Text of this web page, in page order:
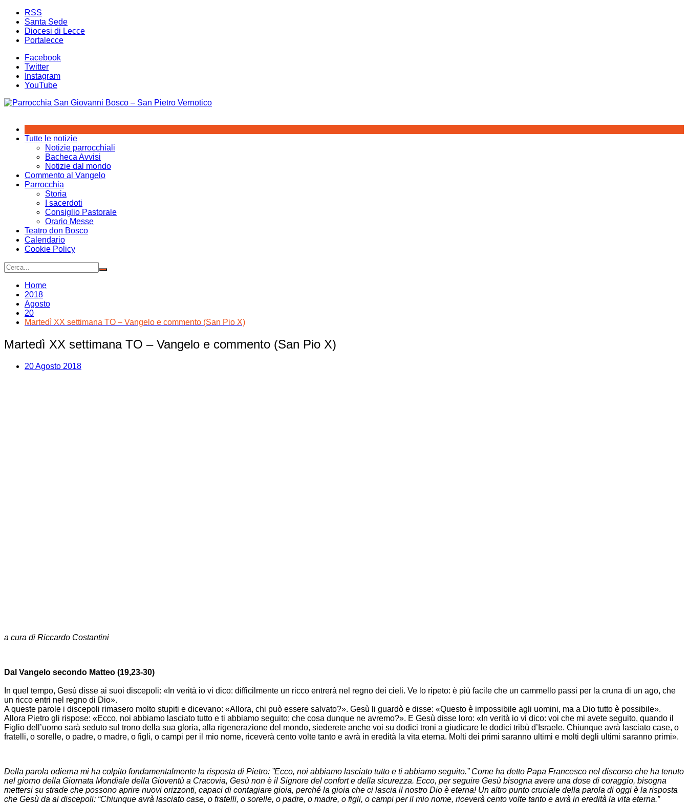
Salta
contenuto
RSS
Santa Sede
Diocesi di Lecce
Portalecce
Facebook
Twitter
Instagram
YouTube
Tutte le notizie
Notizie parrocchiali
Bacheca Avvisi
Notizie dal mondo
Commento al Vangelo
Parrocchia
Storia
I sacerdoti
Consiglio Pastorale
Orario Messe
Teatro don Bosco
Calendario
Cookie Policy
Home
2018
Agosto
20
Martedì XX settimana TO – Vangelo e commento (San Pio X)
Martedì XX settimana TO – Vangelo e commento (San Pio X)
20 Agosto 2018
a cura di Riccardo Costantini
Dal Vangelo secondo Matteo (19,23-30)
In quel tempo, Gesù disse ai suoi discepoli: «In verità io vi dico: difficilmente un ricco entrerà nel regno dei cieli. Ve lo ripeto: è più facile che un cammello passi per la cruna di un ago, che
un ricco entri nel regno di Dio».
A queste parole i discepoli rimasero molto stupiti e dicevano: «Allora, chi può essere salvato?». Gesù li guardò e disse: «Questo è impossibile agli uomini, ma a Dio tutto è possibile».
Allora Pietro gli rispose: «Ecco, noi abbiamo lasciato tutto e ti abbiamo seguito; che cosa dunque ne avremo?». E Gesù disse loro: «In verità io vi dico: voi che mi avete seguito, quando il
Figlio dell’uomo sarà seduto sul trono della sua gloria, alla rigenerazione del mondo, siederete anche voi su dodici troni a giudicare le dodici tribù d’Israele. Chiunque avrà lasciato case, o
fratelli, o sorelle, o padre, o madre, o figli, o campi per il mio nome, riceverà cento volte tanto e avrà in eredità la vita eterna. Molti dei primi saranno ultimi e molti degli ultimi saranno primi».
Della parola odierna mi ha colpito fondamentalmente la risposta di Pietro: ”Ecco, noi abbiamo lasciato tutto e ti abbiamo seguito.” Come ha detto Papa Francesco nel discorso che ha tenuto
nel giorno della Giornata Mondiale della Gioventù a Cracovia, Gesù non è il Signore del confort e della sicurezza. Ecco, per seguire Gesù bisogna avere una dose di coraggio, bisogna
mettersi su strade che possono aprire nuovi orizzonti, capaci di contagiare gioia, perché la gioia che ci lascia il nostro Dio è eterna! Un altro punto cruciale della parola di oggi è la risposta
che Gesù da ai discepoli: “Chiunque avrà lasciato case, o fratelli, o sorelle, o padre, o madre, o figli, o campi per il mio nome, riceverà cento volte tanto e avrà in eredità la vita eterna.”